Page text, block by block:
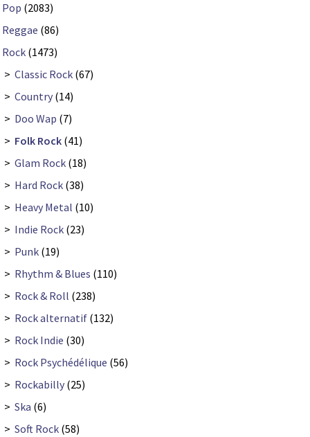
Pop (2083)
Reggae (86)
Rock (1473)
> Classic Rock (67)
> Country (14)
> Doo Wap (7)
> Folk Rock (41)
> Glam Rock (18)
> Hard Rock (38)
> Heavy Metal (10)
> Indie Rock (23)
> Punk (19)
> Rhythm & Blues (110)
> Rock & Roll (238)
> Rock alternatif (132)
> Rock Indie (30)
> Rock Psychédélique (56)
> Rockabilly (25)
> Ska (6)
> Soft Rock (58)